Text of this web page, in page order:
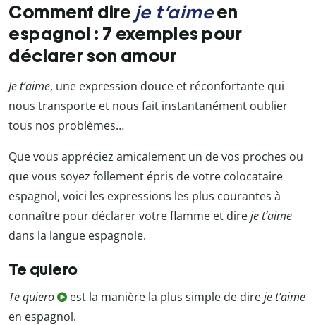
Comment dire je t’aimeen
espagnol : 7 exemples pour
déclarer son amour
Je t’aime, une expression douce et réconfortante qui
nous transporte et nous fait instantanément oublier
tous nos problèmes…
Que vous appréciez amicalement un de vos proches ou
que vous soyez follement épris de votre colocataire
espagnol, voici les expressions les plus courantes à
connaître pour déclarer votre flamme et direje t’aime
dans la langue espagnole.
Te quiero
Te quiero est la manière la plus simple de direje t’aime
en espagnol.